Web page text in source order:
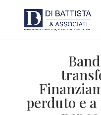
perduto e a